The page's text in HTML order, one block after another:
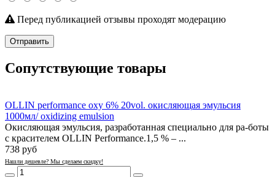
Перед публикацией отзывы проходят модерацию
Отправить
Сопутствующие товары
OLLIN performance oxy 6% 20vol. окисляющая эмульсия
1000мл/ oxidizing emulsion
Окисляющая эмульсия, разработанная специально для ра-боты
с красителем OLLIN Performance.1,5 % – ...
738 руб
Нашли дешевле? Мы сделаем скидку!